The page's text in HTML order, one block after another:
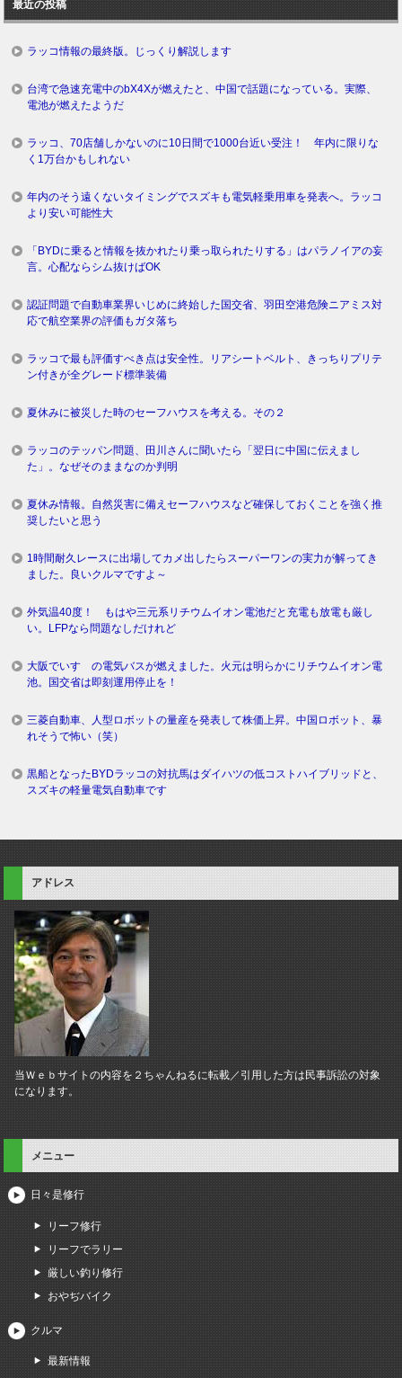
グ
最近の投稿
ラッコ情報の最終版。じっくり解説します
台湾で急速充電中のbX4Xが燃えたと、中国で話題になっている。実際、
電池が燃えたようだ
ラッコ、70店舗しかないのに10日間で1000台近い受注！ 年内に限りな
く1万台かもしれない
年内のそう遠くないタイミングでスズキも電気軽乗用車を発表へ。ラッコ
より安い可能性大
「BYDに乗ると情報を抜かれたり乗っ取られたりする」はパラノイアの妄
言。心配ならシム抜けばOK
認証問題で自動車業界いじめに終始した国交省、羽田空港危険ニアミス対
応で航空業界の評価もガタ落ち
ラッコで最も評価すべき点は安全性。リアシートベルト、きっちりプリテ
ン付きが全グレード標準装備
夏休みに被災した時のセーフハウスを考える。その２
ラッコのテッパン問題、田川さんに聞いたら「翌日に中国に伝えまし
た」。なぜそのままなのか判明
夏休み情報。自然災害に備えセーフハウスなど確保しておくことを強く推
奨したいと思う
1時間耐久レースに出場してカメ出したらスーパーワンの実力が解ってき
ました。良いクルマですよ～
外気温40度！ もはや三元系リチウムイオン電池だと充電も放電も厳し
い。LFPなら問題なしだけれど
大阪でいすゞの電気バスが燃えました。火元は明らかにリチウムイオン電
池。国交省は即刻運用停止を！
三菱自動車、人型ロボットの量産を発表して株価上昇。中国ロボット、暴
れそうで怖い（笑）
黒船となったBYDラッコの対抗馬はダイハツの低コストハイブリッドと、
スズキの軽量電気自動車です
アドレス
当Ｗｅｂサイトの内容を２ちゃんねるに転載／引用した方は民事訴訟の対象
になります。
メニュー
日々是修行
リーフ修行
リーフでラリー
厳しい釣り修行
おやぢバイク
クルマ
最新情報